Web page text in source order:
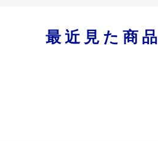
最近見た商品